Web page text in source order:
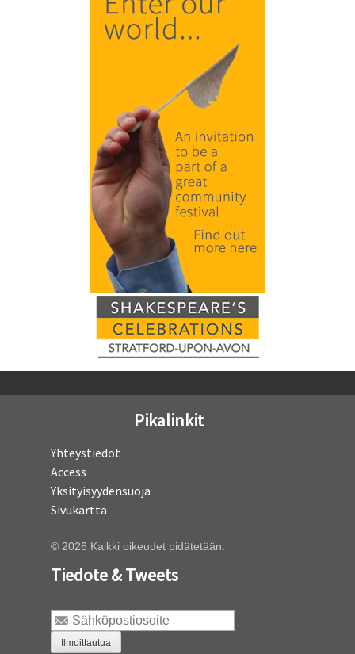
Pikalinkit
Yhteystiedot
Access
Yksityisyydensuoja
Sivukartta
© 2026 Kaikki oikeudet pidätetään.
Tiedote & Tweets